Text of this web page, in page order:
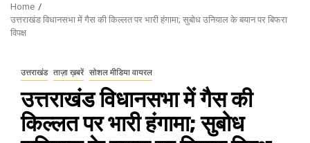
Home
उत्तराखंड विधानसभा में गैस की किल्लत पर भारी हंगामा; सुबोध उनियाल के बयान पर बिफरा
विपक्ष
उत्तराखंड ताज़ा ख़बरें सोशल मीडिया वायरल
उत्तराखंड विधानसभा में गैस की
किल्लत पर भारी हंगामा; सुबोध